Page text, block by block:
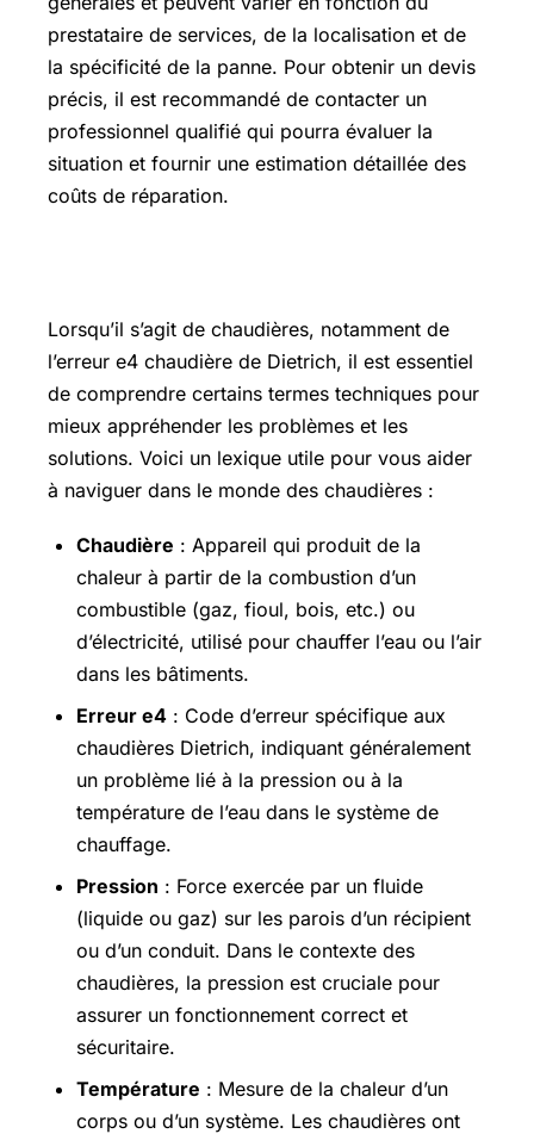
prestataire de services, de la localisation et de
la spécificité de la panne. Pour obtenir un devis
précis, il est recommandé de contacter un
professionnel qualifié qui pourra évaluer la
situation et fournir une estimation détaillée des
coûts de réparation.
Lorsqu’il s’agit de chaudières, notamment de
l’erreur e4 chaudière de Dietrich, il est essentiel
de comprendre certains termes techniques pour
mieux appréhender les problèmes et les
solutions. Voici un lexique utile pour vous aider
à naviguer dans le monde des chaudières :
Chaudière : Appareil qui produit de la
chaleur à partir de la combustion d’un
combustible (gaz, fioul, bois, etc.) ou
d’électricité, utilisé pour chauffer l’eau ou l’air
dans les bâtiments.
Erreur e4 : Code d’erreur spécifique aux
chaudières Dietrich, indiquant généralement
un problème lié à la pression ou à la
température de l’eau dans le système de
chauffage.
Pression : Force exercée par un fluide
(liquide ou gaz) sur les parois d’un récipient
ou d’un conduit. Dans le contexte des
chaudières, la pression est cruciale pour
assurer un fonctionnement correct et
sécuritaire.
Température : Mesure de la chaleur d’un
corps ou d’un système. Les chaudières ont